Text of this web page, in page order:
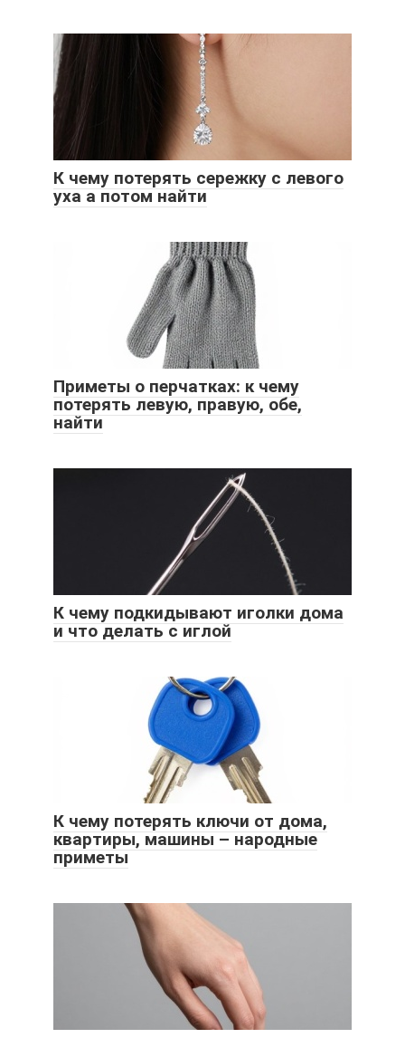
К чему потерять сережку с левого
уха а потом найти
Приметы о перчатках: к чему
потерять левую, правую, обе,
найти
К чему подкидывают иголки дома
и что делать с иглой
К чему потерять ключи от дома,
квартиры, машины – народные
приметы